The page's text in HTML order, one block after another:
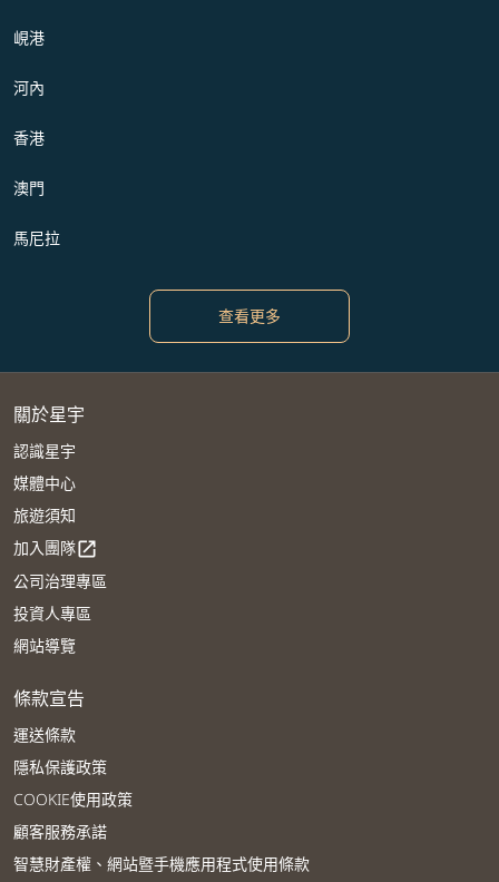
峴港
河內
香港
澳門
馬尼拉
查看更多
關於星宇
認識星宇
媒體中心
旅遊須知
加入團隊open_in_new
公司治理專區
投資人專區
網站導覽
條款宣告
運送條款
隱私保護政策
COOKIE使用政策
顧客服務承諾
智慧財產權、網站暨手機應用程式使用條款